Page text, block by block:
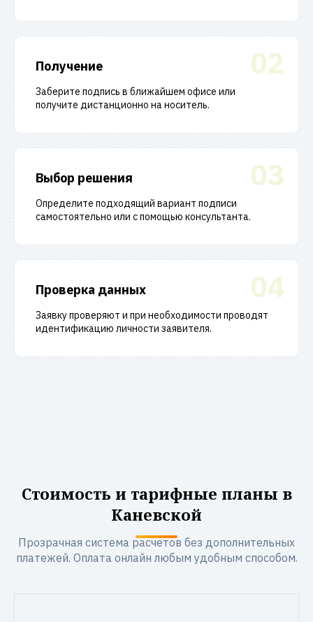
02
Получение
Заберите подпись в ближайшем офисе или
получите дистанционно на носитель.
03
Выбор решения
Определите подходящий вариант подписи
самостоятельно или с помощью консультанта.
04
Проверка данных
Заявку проверяют и при необходимости проводят
идентификацию личности заявителя.
Стоимость и тарифные планы в
Каневской
Прозрачная система расчетов без дополнительных
платежей. Оплата онлайн любым удобным способом.